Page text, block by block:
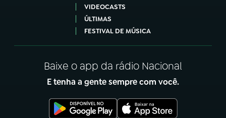
VIDEOCASTS
ÚLTIMAS
FESTIVAL DE MÚSICA
Baixe o app da rádio Nacional
E tenha a gente sempre com você.